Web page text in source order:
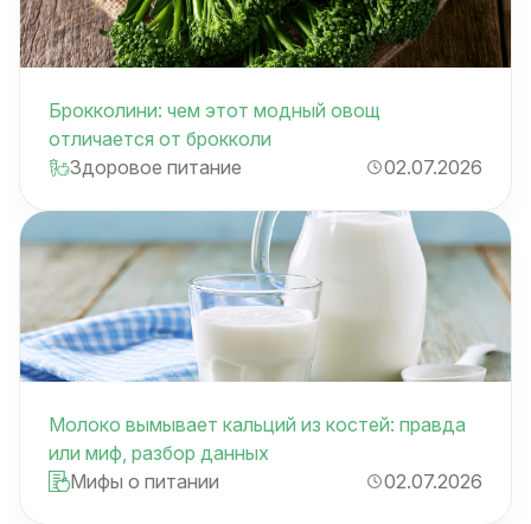
Брокколини: чем этот модный овощ
отличается от брокколи
Здоровое питание
02.07.2026
Молоко вымывает кальций из костей: правда
или миф, разбор данных
Мифы о питании
02.07.2026